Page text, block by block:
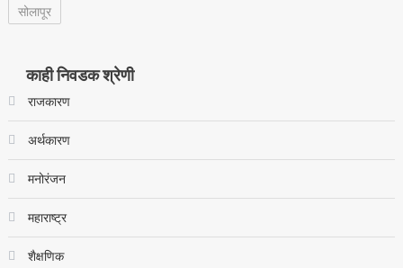
सोलापूर
काही निवडक श्रेणी
राजकारण
अर्थकारण
मनोरंजन
महाराष्ट्र
शैक्षणिक